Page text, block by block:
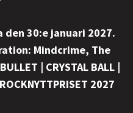
30:e januari 2027.
Mindcrime, The
| CRYSTAL BALL |
2027